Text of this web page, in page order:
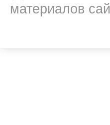
материалов